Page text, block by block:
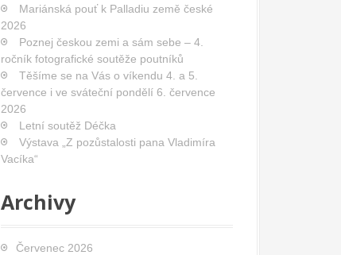
Mariánská pouť k Palladiu země české
2026
Poznej českou zemi a sám sebe – 4.
ročník fotografické soutěže poutníků
Těšíme se na Vás o víkendu 4. a 5.
července i ve sváteční pondělí 6. července
2026
Letní soutěž Déčka
Výstava „Z pozůstalosti pana Vladimíra
Vacíka“
Archivy
Červenec 2026